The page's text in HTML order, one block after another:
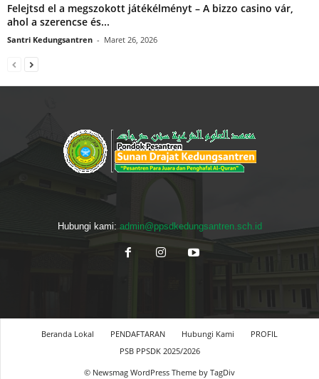
Felejtsd el a megszokott játékélményt – A bizzo casino vár,
ahol a szerencse és...
Santri Kedungsantren - Maret 26, 2026
Hubungi kami: admin@ppsdkedungsantren.sch.id
Beranda Lokal PENDAFTARAN Hubungi Kami
PROFIL
PSB PPSDK 2025/2026
© Newsmag WordPress Theme by TagDiv